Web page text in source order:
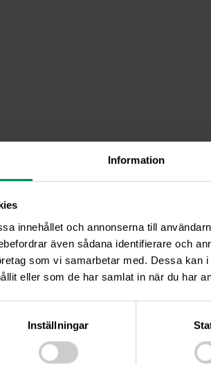
Information
innehållet och annonserna till
även sådana identifierare och
som vi samarbetar med. Dessa kan
eller som de har samlat in när du har
Inställningar